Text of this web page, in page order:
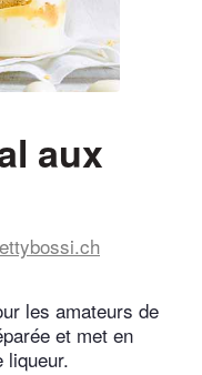
aux
les amateurs de
et met en
liqueur.